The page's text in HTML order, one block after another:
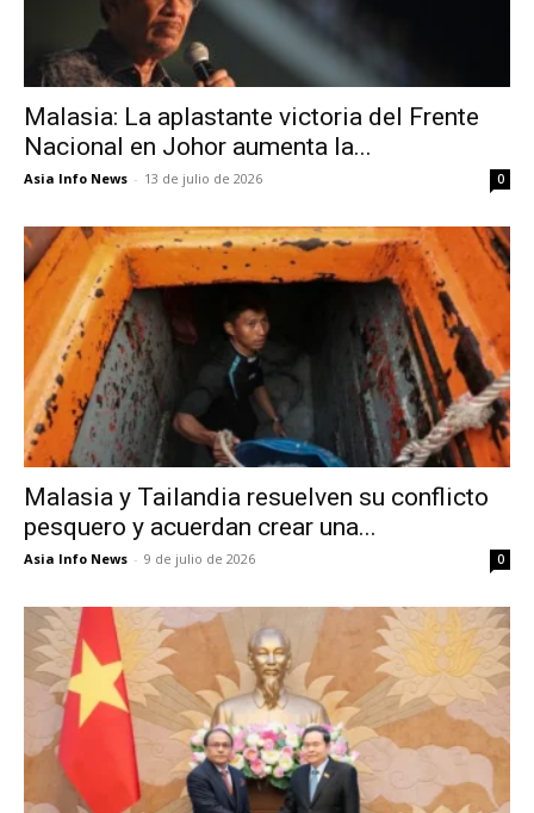
Malasia: La aplastante victoria del Frente
Nacional en Johor aumenta la...
Asia Info News - 13 de julio de 2026 0
Malasia y Tailandia resuelven su conflicto
pesquero y acuerdan crear una...
Asia Info News - 9 de julio de 2026 0